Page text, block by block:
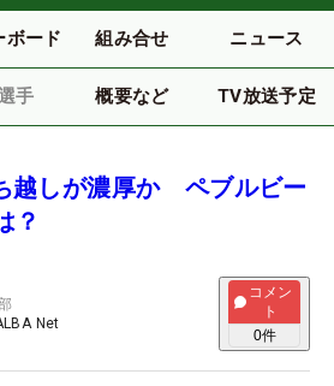
ボード 組み合せ ニュース
手 概要など TV放送予定
越しが濃厚か ペブルビー
？
Net
コメン
ト
0件